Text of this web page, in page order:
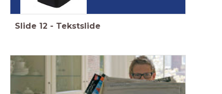
Slide 12 - Tekstslide